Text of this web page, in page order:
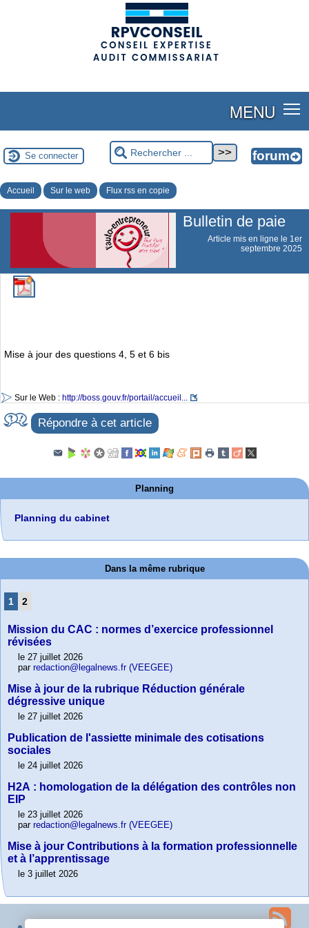
MENU
Se connecter
Accueil Sur le web Flux rss en copie
Bulletin de paie
Article mis en ligne le 1er
septembre 2025
Mise à jour des questions 4, 5 et 6 bis
Sur le Web : http://boss.gouv.fr/portail/accueil...
Répondre à cet article
Planning
Planning du cabinet
Dans la même rubrique
1 2
Mission du CAC : normes d’exercice professionnel
révisées
le 27 juillet 2026
par redaction@legalnews.fr (VEEGEE)
Mise à jour de la rubrique Réduction générale
dégressive unique
le 27 juillet 2026
Publication de l'assiette minimale des cotisations
sociales
le 24 juillet 2026
H2A : homologation de la délégation des contrôles non
EIP
le 23 juillet 2026
par redaction@legalnews.fr (VEEGEE)
Mise à jour Contributions à la formation professionnelle
et à l’apprentissage
le 3 juillet 2026